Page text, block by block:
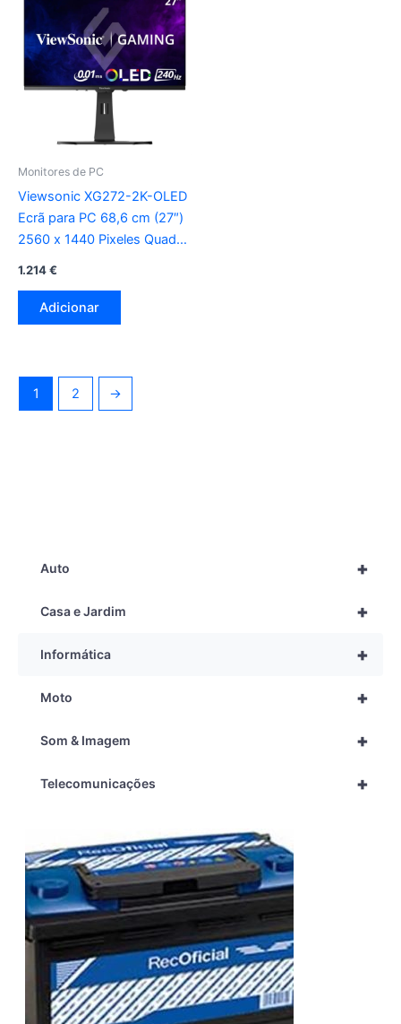
+
Auto
+
Casa e Jardim
+
Informática
+
Moto
+
Som & Imagem
+
Telecomunicações
Monitores de PC
Viewsonic XG272-2K-OLED
Ecrã para PC 68,6 cm (27″)
2560 x 1440 Pixeles Quad
1.214€
Adicionar
1 2 →